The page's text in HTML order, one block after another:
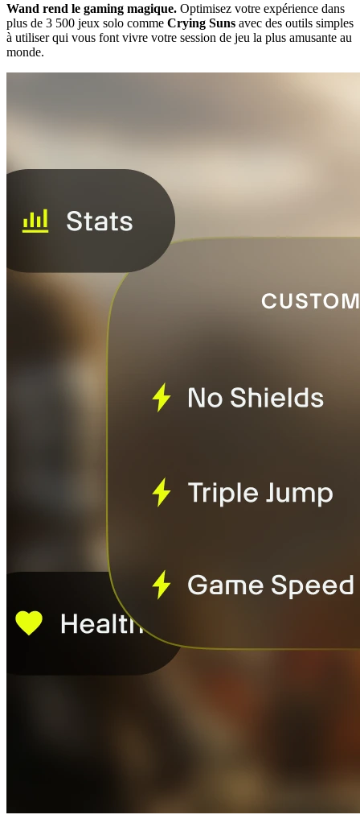
Wand rend le gaming magique. Optimisez votre expérience dans
plus de 3 500 jeux solo comme Crying Suns avec des outils simples
à utiliser qui vous font vivre votre session de jeu la plus amusante au
monde.